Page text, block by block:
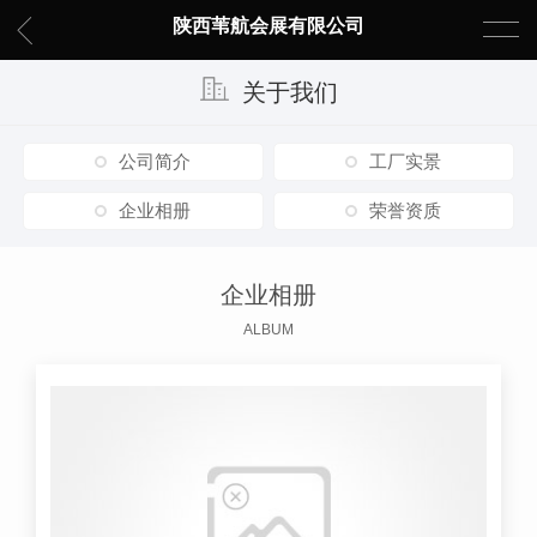
陕西苇航会展有限公司
关于我们
公司简介 工厂实景
企业相册 荣誉资质
企业相册
ALBUM